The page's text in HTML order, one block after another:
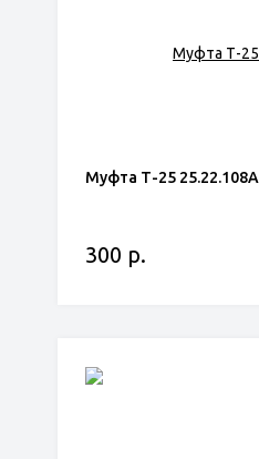
Муфта Т-25 25.22.108А
300 р.